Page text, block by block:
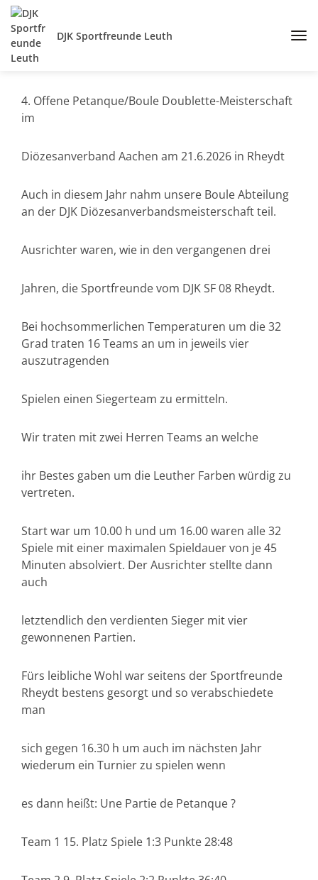
DJK Sportfreunde Leuth
4. Offene Petanque/Boule Doublette-Meisterschaft
im
Diözesanverband Aachen am 21.6.2026 in Rheydt
Auch in diesem Jahr nahm unsere Boule Abteilung
an der DJK Diözesanverbandsmeisterschaft teil.
Ausrichter waren, wie in den vergangenen drei
Jahren, die Sportfreunde vom DJK SF 08 Rheydt.
Bei hochsommerlichen Temperaturen um die 32
Grad traten 16 Teams an um in jeweils vier
auszutragenden
Spielen einen Siegerteam zu ermitteln.
Wir traten mit zwei Herren Teams an welche
ihr Bestes gaben um die Leuther Farben würdig zu
vertreten.
Start war um 10.00 h und um 16.00 waren alle 32
Spiele mit einer maximalen Spieldauer von je 45
Minuten absolviert. Der Ausrichter stellte dann
auch
letztendlich den verdienten Sieger mit vier
gewonnenen Partien.
Fürs leibliche Wohl war seitens der Sportfreunde
Rheydt bestens gesorgt und so verabschiedete
man
sich gegen 16.30 h um auch im nächsten Jahr
wiederum ein Turnier zu spielen wenn
es dann heißt: Une Partie de Petanque ?
Team 1 15. Platz Spiele 1:3 Punkte 28:48